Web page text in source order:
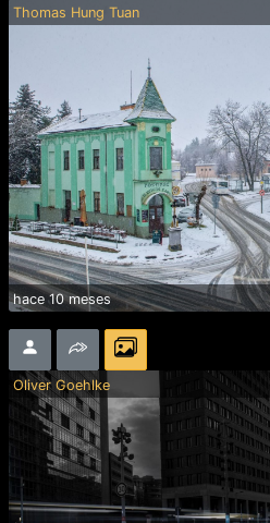
Thomas Hung Tuan
hace 10 meses
Oliver Goehlke